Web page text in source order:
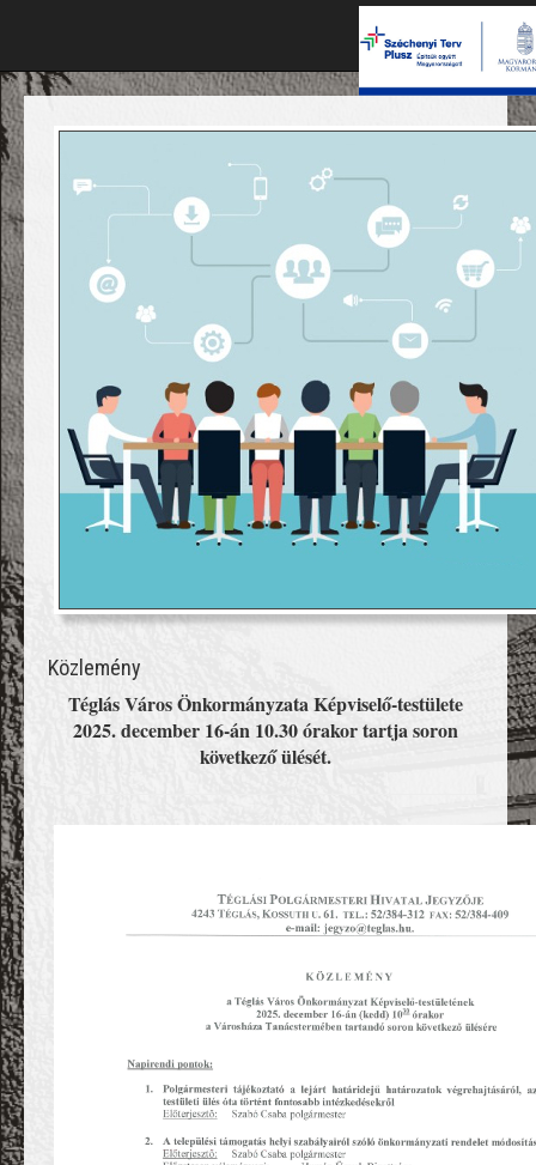
Közlemény
Téglás Város Önkormányzata Képviselő-testülete
2025. december 16-án 10.30 órakor tartja soron
következő ülését.